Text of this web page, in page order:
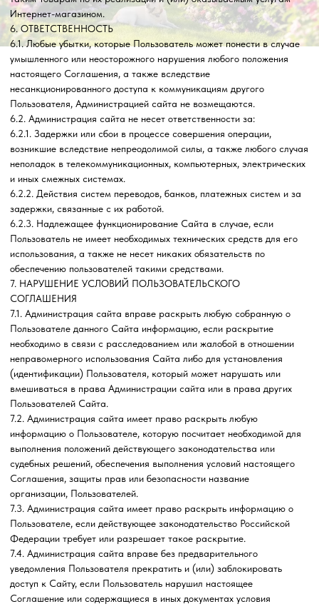
8 (920) 007-20-23
8 (920) 627-44-68
Владимирская область, г. Вязники, улица
Ефимьево, д. 6В
Вы можете сделать заказ, нажав кнопку "Заказать" под
понравившимся растением, или позвонить нам по
телефонам
или написать на Email
ИП Мочалова Е.Ю.
ИНН 330301648113
ОГРН 316332800070333
Политика конфиденциальности
Пользовательское соглашение
Оферта садовый центр Барбарис